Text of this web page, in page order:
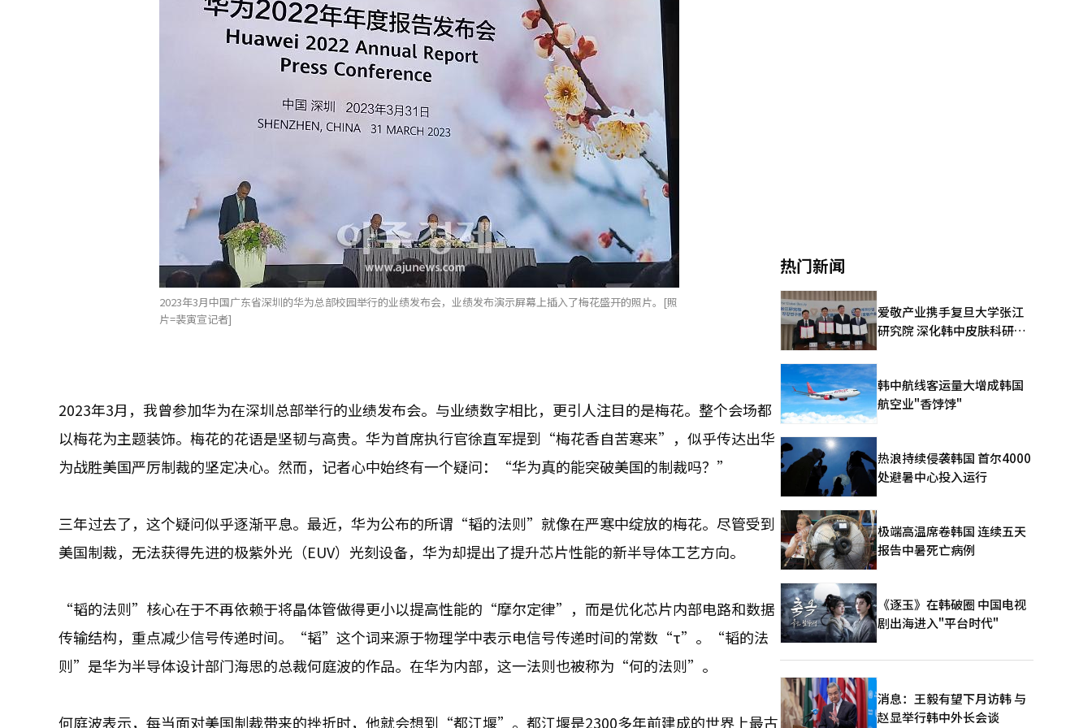
2023年3月中国广东省深圳的华为总部校园举行的业绩发布会，业绩发布演示屏幕上插入了梅花盛开的照片。[照
片=裴寅宣记者]
2023年3月，我曾参加华为在深圳总部举行的业绩发布会。与业绩数字相比，更引人注目的是梅花。整个会场都
以梅花为主题装饰。梅花的花语是坚韧与高贵。华为首席执行官徐直军提到“梅花香自苦寒来”，似乎传达出华
为战胜美国严厉制裁的坚定决心。然而，记者心中始终有一个疑问：“华为真的能突破美国的制裁吗？”
三年过去了，这个疑问似乎逐渐平息。最近，华为公布的所谓“韬的法则”就像在严寒中绽放的梅花。尽管受到
美国制裁，无法获得先进的极紫外光（EUV）光刻设备，华为却提出了提升芯片性能的新半导体工艺方向。
“韬的法则”核心在于不再依赖于将晶体管做得更小以提高性能的“摩尔定律”，而是优化芯片内部电路和数据
传输结构，重点减少信号传递时间。“韬”这个词来源于物理学中表示电信号传递时间的常数“τ”。“韬的法
则”是华为半导体设计部门海思的总裁何庭波的作品。在华为内部，这一法则也被称为“何的法则”。
何庭波表示，每当面对美国制裁带来的挫折时，他就会想到“都江堰”。都江堰是2300多年前建成的世界上最古
热门新闻
爱敬产业携手复旦大学张江
研究院 深化韩中皮肤科研合
韩中航线客运量大增成韩国
航空业"香饽饽"
热浪持续侵袭韩国 首尔4000
处避暑中心投入运行
极端高温席卷韩国 连续五天
报告中暑死亡病例
《逐玉》在韩破圈 中国电视
剧出海进入"平台时代"
消息：王毅有望下月访韩 与
赵显举行韩中外长会谈